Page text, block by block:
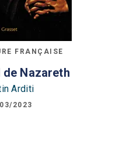
FRANÇAISE
de Nazareth
Arditi
2023